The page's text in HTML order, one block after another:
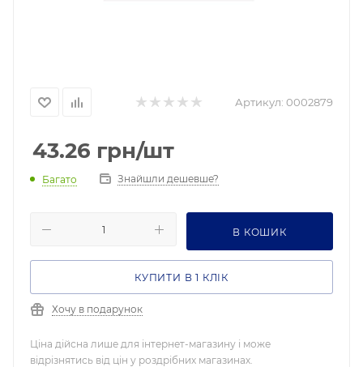
Артикул: 0002879
43.26 грн/шт
Багато Знайшли дешевше?
В КОШИК
КУПИТИ В 1 КЛІК
Хочу в подарунок
Ціна дійсна лише для інтернет-магазину і може
відрізнятись від цін у роздрібних магазинах.